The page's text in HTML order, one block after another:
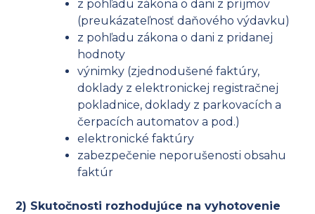
z pohľadu zákona o dani z príjmov
(preukázateľnosť daňového výdavku)
z pohľadu zákona o dani z pridanej
hodnoty
výnimky (zjednodušené faktúry,
doklady z elektronickej registračnej
pokladnice, doklady z parkovacích a
čerpacích automatov a pod.)
elektronické faktúry
zabezpečenie neporušenosti obsahu
faktúr
2) Skutočnosti rozhodujúce na vyhotovenie